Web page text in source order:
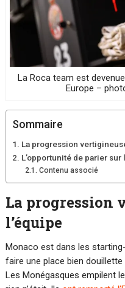
La Roca team est
Europe –
Sommaire
La progression
L’opportunité de parier sur
Contenu associé
La progression
l’équipe
Monaco est dans les
faire une place bien
Les Monégasques empilent